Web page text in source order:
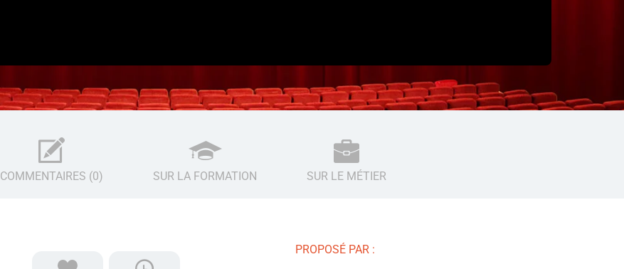
COMMENTAIRES (0) SUR LA FORMATION SUR LE MÉTIER
PROPOSÉ PAR :